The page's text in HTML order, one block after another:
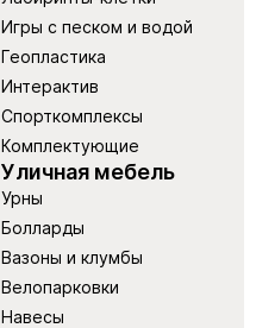
Игры с песком и водой
Геопластика
Интерактив
Спорткомплексы
Комплектующие
Уличная мебель
Урны
Болларды
Вазоны и клумбы
Велопарковки
Навесы